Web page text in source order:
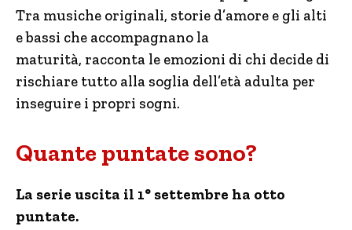
Tra musiche originali, storie d’amore e gli alti
e bassi che accompagnano la
maturità, racconta le emozioni di chi decide di
rischiare tutto alla soglia dell’età adulta per
inseguire i propri sogni.
Quante puntate sono?
La serie uscita il 1° settembre ha otto
puntate.